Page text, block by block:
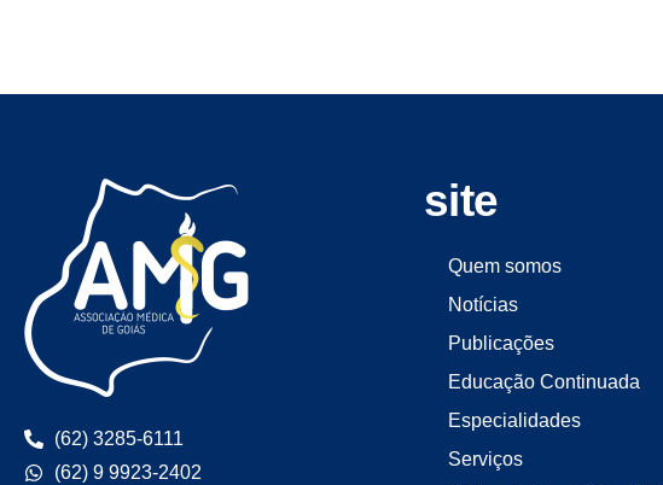
(62) 3285-6111
(62) 9 9923-2402
site
Quem somos
Notícias
Publicações
Educação Continuada
Especialidades
Serviços